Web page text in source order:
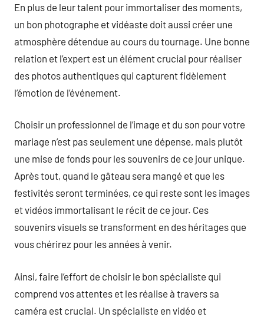
En plus de leur talent pour immortaliser des moments,
un bon photographe et vidéaste doit aussi créer une
atmosphère détendue au cours du tournage. Une bonne
relation et l’expert est un élément crucial pour réaliser
des photos authentiques qui capturent fidèlement
l’émotion de l’événement.
Choisir un professionnel de l’image et du son pour votre
mariage n’est pas seulement une dépense, mais plutôt
une mise de fonds pour les souvenirs de ce jour unique.
Après tout, quand le gâteau sera mangé et que les
festivités seront terminées, ce qui reste sont les images
et vidéos immortalisant le récit de ce jour. Ces
souvenirs visuels se transforment en des héritages que
vous chérirez pour les années à venir.
Ainsi, faire l’effort de choisir le bon spécialiste qui
comprend vos attentes et les réalise à travers sa
caméra est crucial. Un spécialiste en vidéo et